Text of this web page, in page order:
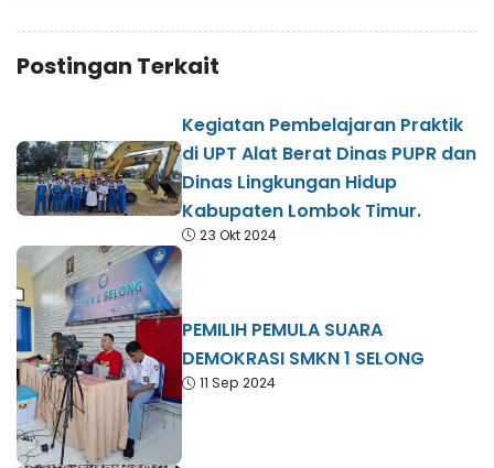
Postingan Terkait
Kegiatan Pembelajaran Praktik
di UPT Alat Berat Dinas PUPR dan
Dinas Lingkungan Hidup
Kabupaten Lombok Timur.
23 Okt 2024
PEMILIH PEMULA SUARA
DEMOKRASI SMKN 1 SELONG
11 Sep 2024